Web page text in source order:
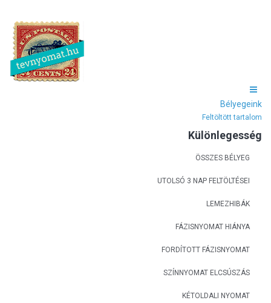
Bélyegeink
Feltöltött tartalom
Különlegesség
ÖSSZES BÉLYEG
UTOLSÓ 3 NAP FELTÖLTÉSEI
LEMEZHIBÁK
FÁZISNYOMAT HIÁNYA
FORDÍTOTT FÁZISNYOMAT
SZÍNNYOMAT ELCSÚSZÁS
KÉTOLDALI NYOMAT